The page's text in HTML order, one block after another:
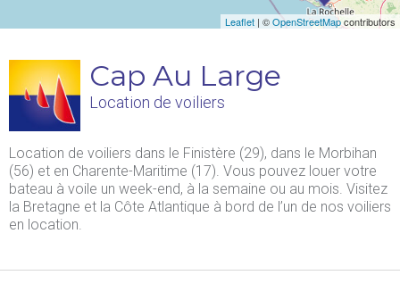
Leaflet | ©OpenStreetMapcontributors
Cap Au Large
Location de voiliers
Location de voiliers dans le Finistère (29), dans le Morbihan
(56) et en Charente-Maritime (17). Vous pouvez louer votre
bateau à voile un week-end, à la semaine ou au mois. Visitez
la Bretagne et la Côte Atlantique à bord de l’un de nos voiliers
en location.